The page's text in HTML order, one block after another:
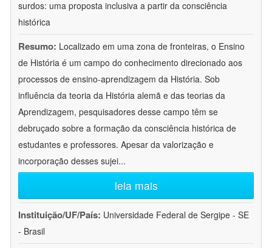
surdos: uma proposta inclusiva a partir da consciência
histórica
Resumo: Localizado em uma zona de fronteiras, o Ensino
de História é um campo do conhecimento direcionado aos
processos de ensino-aprendizagem da História. Sob
influência da teoria da História alemã e das teorias da
Aprendizagem, pesquisadores desse campo têm se
debruçado sobre a formação da consciência histórica de
estudantes e professores. Apesar da valorização e
incorporação desses sujei...
leia mais
Instituição/UF/País: Universidade Federal de Sergipe - SE
- Brasil